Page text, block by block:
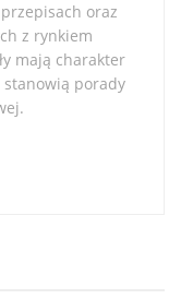
oraz
z rynkiem
mają charakter
porady